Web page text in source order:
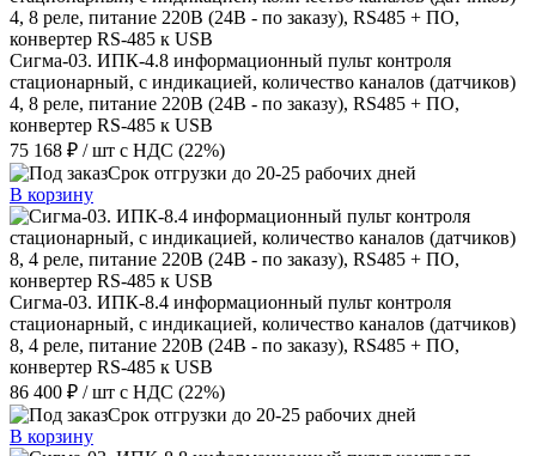
Сигма-03. ИПК-4.8 информационный пульт контроля
стационарный, с индикацией, количество каналов (датчиков)
4, 8 реле, питание 220В (24В - по заказу), RS485 + ПО,
конвертер RS-485 к USB
75 168 ₽ / шт с НДС (22%)
Срок отгрузки до 20-25 рабочих дней
В корзину
Сигма-03. ИПК-8.4 информационный пульт контроля
стационарный, с индикацией, количество каналов (датчиков)
8, 4 реле, питание 220В (24В - по заказу), RS485 + ПО,
конвертер RS-485 к USB
86 400 ₽ / шт с НДС (22%)
Срок отгрузки до 20-25 рабочих дней
В корзину